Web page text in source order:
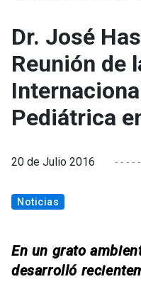
Dr. José
Reunión de
Pediátrica
20 de Julio 2016
Noticias
En un grato
desarrolló